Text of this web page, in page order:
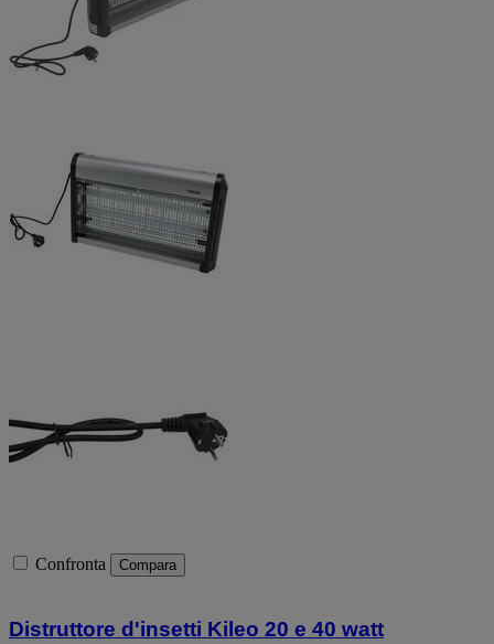
Confronta Compara
Distruttore d'insetti Kileo 20 e 40 watt